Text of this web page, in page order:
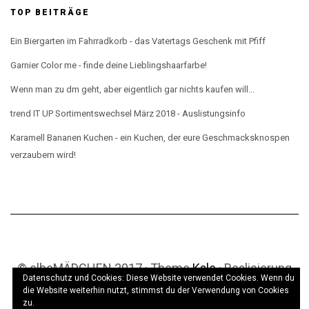
TOP BEITRÄGE
Ein Biergarten im Fahrradkorb - das Vatertags Geschenk mit Pfiff
Garnier Color me - finde deine Lieblingshaarfarbe!
Wenn man zu dm geht, aber eigentlich gar nichts kaufen will...
trend IT UP Sortimentswechsel März 2018 - Auslistungsinfo
Karamell Bananen Kuchen - ein Kuchen, der eure Geschmacksknospen
verzaubern wird!
© elbeMÄDCHEN 2017 · ThemeKale· Realisierung
Prentice Design
Datenschutz und Cookies: Diese Website verwendet Cookies. Wenn du
die Website weiterhin nutzt, stimmst du der Verwendung von Cookies
zu.